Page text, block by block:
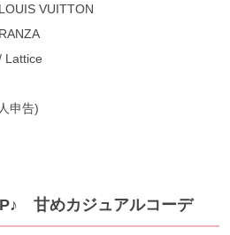
VUITTON
Lattice
申告)
甘めカジュアルコーデ